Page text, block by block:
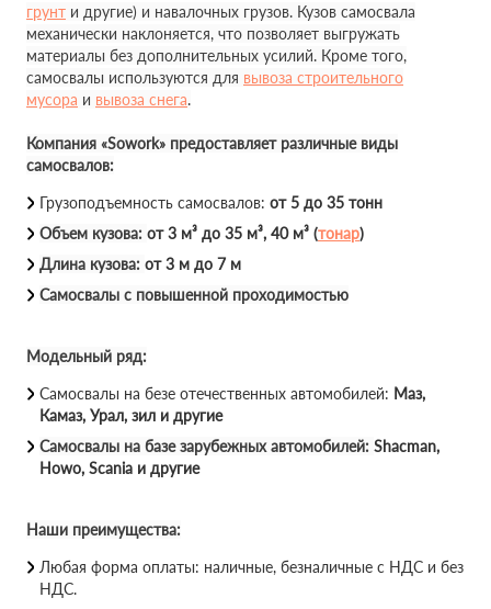
грунт и другие) и навалочных грузов. Кузов самосвала
механически наклоняется, что позволяет выгружать
материалы без дополнительных усилий. Кроме того,
самосвалы используются для вывоза строительного
мусора и вывоза снега.
Компания «Sowork» предоставляет различные виды
самосвалов:
Грузоподъемность самосвалов: от 5 до 35 тонн
Объем кузова: от 3 м³ до 35 м³, 40 м³ (тонар)
Длина кузова: от 3 м до 7 м
Самосвалы с повышенной проходимостью
Модельный ряд:
Самосвалы на безе отечественных автомобилей: Маз,
Камаз, Урал, зил и другие
Самосвалы на базе зарубежных автомобилей: Shacman,
Howo, Scania и другие
Наши преимущества:
Любая форма оплаты: наличные, безналичные с НДС и без
НДС.